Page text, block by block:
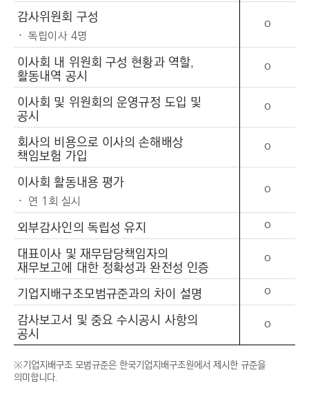
기업지배구조 모범규준은 한국기업지배구조원에서 제시한 규준을
의미합니다.
감사위원회 구성
독립이사 4명
O
이사회 내 위원회 구성 현황과 역할,
활동내역 공시 O
이사회 및 위원회의 운영규정 도입 및
공시 O
회사의 비용으로 이사의 손해배상
책임보험 가입 O
이사회 활동내용 평가
연 1회 실시
O
외부감사인의 독립성 유지 O
대표이사 및 재무담당책임자의
재무보고에 대한 정확성과 완전성 인증 O
기업지배구조모범규준과의 차이 설명 O
감사보고서 및 중요 수시공시 사항의
공시 O